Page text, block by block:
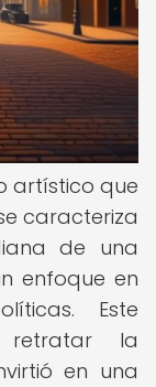
artístico que
caracteriza
de una
enfoque en
Este
retratar la
en una